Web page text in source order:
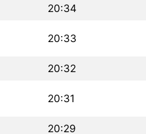
20:34
20:33
20:32
20:31
20:29